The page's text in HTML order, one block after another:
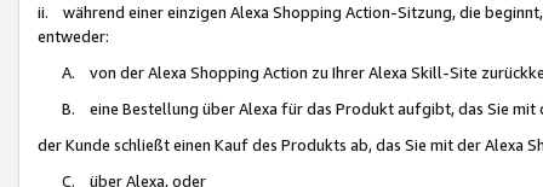
ii. während einer einzigen Alexa Shopping Action-Sitzung, die
entweder:
A. von der Alexa Shopping Action zu Ihrer Alexa Skill-Site
B. eine Bestellung über Alexa für das Produkt aufgibt, das Sie mit
der Kunde schließt einen Kauf des Produkts ab, das Sie mit der Alexa
C. über Alexa, oder